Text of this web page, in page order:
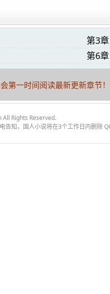
第3
第6
第一时间阅读最新更新章节！
Rights Reserved.
告知，国人小说将在3个工作日内删除